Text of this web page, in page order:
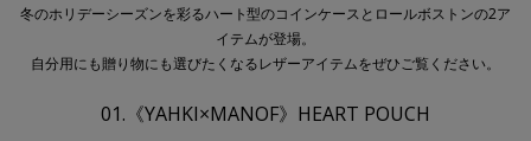
冬のホリデーシーズンを彩るハート型のコインケースとロールボストンの2ア
イテムが登場。
自分用にも贈り物にも選びたくなるレザーアイテムをぜひご覧ください。
01.《YAHKI×MANOF》HEART POUCH